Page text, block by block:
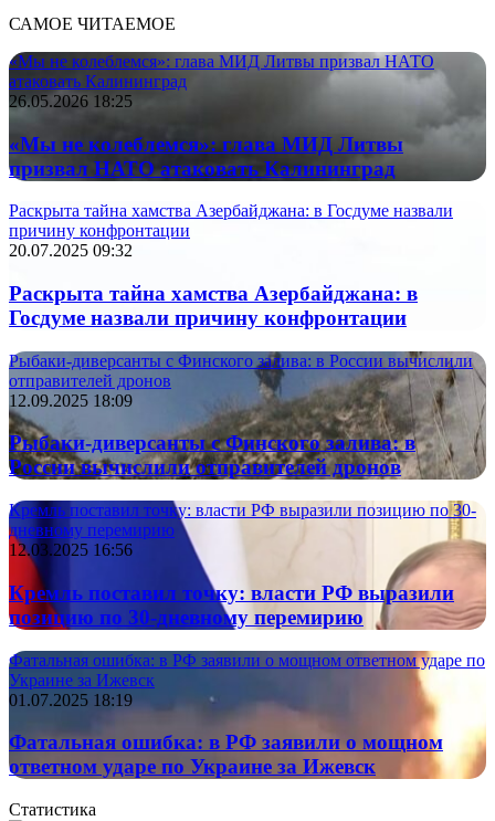
САМОЕ ЧИТАЕМОЕ
«Мы не колеблемся»: глава МИД Литвы призвал НАТО
атаковать Калининград
26.05.2026 18:25
«Мы не колеблемся»: глава МИД Литвы
призвал НАТО атаковать Калининград
Раскрыта тайна хамства Азербайджана: в Госдуме назвали
причину конфронтации
20.07.2025 09:32
Раскрыта тайна хамства Азербайджана: в
Госдуме назвали причину конфронтации
Рыбаки-диверсанты с Финского залива: в России вычислили
отправителей дронов
12.09.2025 18:09
Рыбаки-диверсанты с Финского залива: в
России вычислили отправителей дронов
Кремль поставил точку: власти РФ выразили позицию по 30-
дневному перемирию
12.03.2025 16:56
Кремль поставил точку: власти РФ выразили
позицию по 30-дневному перемирию
Фатальная ошибка: в РФ заявили о мощном ответном ударе по
Украине за Ижевск
01.07.2025 18:19
Фатальная ошибка: в РФ заявили о мощном
ответном ударе по Украине за Ижевск
Статистика